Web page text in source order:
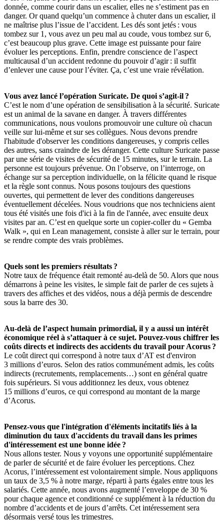
donnée, comme courir dans un escalier, elles ne s’estiment pas en
danger. Or quand quelqu’un commence à chuter dans un escalier, il
ne maîtrise plus l’issue de l’accident. Les dés sont jetés : vous
tombez sur 1, vous avez un peu mal au coude, vous tombez sur 6,
c’est beaucoup plus grave. Cette image est puissante pour faire
évoluer les perceptions. Enfin, prendre conscience de l’aspect
multicausal d’un accident redonne du pouvoir d’agir : il suffit
d’enlever une cause pour l’éviter. Ça, c’est une vraie révélation.
Vous avez lancé l’opération Suricate. De quoi s’agit-il ?
C’est le nom d’une opération de sensibilisation à la sécurité. Suricate
est un animal de la savane en danger. À travers différentes
communications, nous voulons promouvoir une culture où chacun
veille sur lui-même et sur ses collègues. Nous devons prendre
l'habitude d'observer les conditions dangereuses, y compris celles
des autres, sans craindre de les déranger. Cette culture Suricate passe
par une série de visites de sécurité de 15 minutes, sur le terrain. La
personne est toujours prévenue. On l’observe, on l’interroge, on
échange sur sa perception individuelle, on la félicite quand le risque
et la règle sont connus. Nous posons toujours des questions
ouvertes, qui permettent de lever des conditions dangereuses
éventuellement décelées. Nous voudrions que nos techniciens aient
tous été visités une fois d'ici à la fin de l'année, avec ensuite deux
visites par an. C’est en quelque sorte un copier-coller du « Gemba
Walk », qui en Lean management, consiste à aller sur le terrain, pour
se rendre compte des vrais problèmes.
Quels sont les premiers résultats ?
Notre taux de fréquence était remonté au-delà de 50. Alors que nous
démarrons à peine les visites, le simple fait de parler de ces sujets à
travers des affiches et des vidéos, nous a déjà permis de descendre
sous la barre des 30.
Au-delà de l’aspect humain primordial, il y a aussi un intérêt
économique réel à s’attaquer à ce sujet. Pouvez-vous chiffrer les
coûts directs et indirects des accidents du travail pour Acorus ?
Le coût direct qui correspond à notre taux d’AT est d'environ
3 millions d’euros. Selon des ratios communément admis, les coûts
indirects (recrutements, remplacements…) sont en général quatre
fois supérieurs. Si vous additionnez les deux, vous obtenez
15 millions d’euros, ce qui correspond au montant de la marge
d’Acorus.
Pensez-vous que l'intégration d'éléments incitatifs liés à la
diminution du taux d'accidents du travail dans les primes
d'intéressement est une bonne idée ?
Nous allons tester. Nous y voyons une opportunité supplémentaire
de parler de sécurité et de faire évoluer les perceptions. Chez
Acorus, l’intéressement est volontairement simple. Nous appliquons
un taux de 3,5 % à notre marge, réparti à parts égales entre tous les
salariés. Cette année, nous avons augmenté l’enveloppe de 30 %
pour chaque agence et conditionné ce supplément à la réduction du
nombre d’accidents et de jours d’arrêts. Cet intéressement sera
désormais versé tous les trimestres.